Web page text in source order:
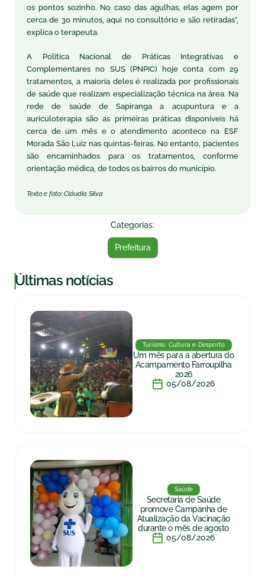
os pontos sozinho. No caso das agulhas, elas agem por
cerca de 30 minutos, aqui no consultório e são retiradas”,
explica o terapeuta.
A Política Nacional de Práticas Integrativas e
Complementares no SUS (PNPIC) hoje conta com 29
tratamentos, a maioria deles é realizada por profissionais
de saúde que realizam especialização técnica na área. Na
rede de saúde de Sapiranga a acupuntura e a
auriculoterapia são as primeiras práticas disponíveis há
cerca de um mês e o atendimento acontece na ESF
Morada São Luiz nas quintas-feiras. No entanto, pacientes
são encaminhados para os tratamentos, conforme
orientação médica, de todos os bairros do município.
Texto e foto: Cláudia Silva
Categorias:
Prefeitura
|Últimas notícias
Turismo, Cultura e Desporto
Um mês para a abertura do
Acampamento Farroupilha
2026
05/08/2026
Saúde
Secretaria de Saúde
promove Campanha de
Atualização da Vacinação
durante o mês de agosto
05/08/2026